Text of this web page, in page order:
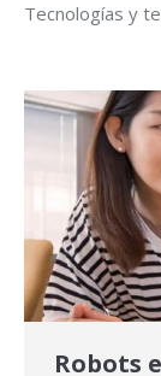
Tecnologías y
Robots